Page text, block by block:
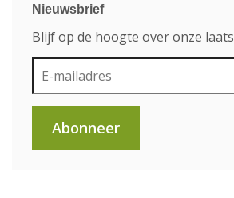
Nieuwsbrief
Blijf op de hoogte over onze
Abonneer